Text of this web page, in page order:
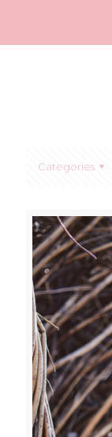
Categories